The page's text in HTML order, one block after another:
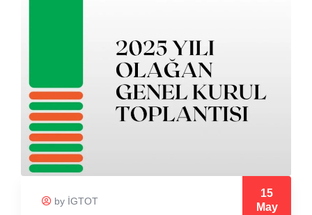
by İGTOT
15
May